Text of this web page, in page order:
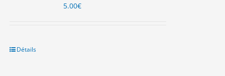
5.00€
Détails